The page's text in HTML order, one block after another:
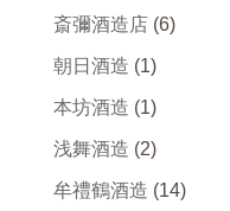
斎彌酒造店 (6)
朝日酒造 (1)
本坊酒造 (1)
浅舞酒造 (2)
牟禮鶴酒造 (14)